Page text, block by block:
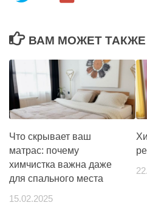
ВАМ МОЖЕТ
Что скрывает ваш
матрас: почему
химчистка важна даже
для спального места
15.02.2025